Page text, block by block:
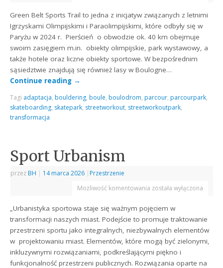
Green Belt Sports Trail to jedna z inicjatyw związanych z letnimi
Igrzyskami Olimpijskimi i Paraolimpijskimi, które odbyły się w
Paryżu w 2024 r. Pierścień o obwodzie ok. 40 km obejmuje
swoim zasięgiem m.in. obiekty olimpijskie, park wystawowy, a
także hotele oraz liczne obiekty sportowe. W bezpośrednim
sąsiedztwie znajdują się również lasy w Boulogne…
Continue reading →
Tagi adaptacja, bouldering, boule, boulodrom, parcour, parcourpark,
skateboarding, skatepark, streetworkout, streetworkoutpark,
transformacja
Sport Urbanism
przez BH | 14 marca 2026 | Przestrzenie
Możliwość komentowania została wyłączona
„Urbanistyka sportowa staje się ważnym pojęciem w
transformacji naszych miast. Podejście to promuje traktowanie
przestrzeni sportu jako integralnych, niezbywalnych elementów
w projektowaniu miast. Elementów, które mogą być zielonymi,
inkluzywnymi rozwiązaniami, podkreślającymi piękno i
funkcjonalność przestrzeni publicznych. Rozwiązania oparte na